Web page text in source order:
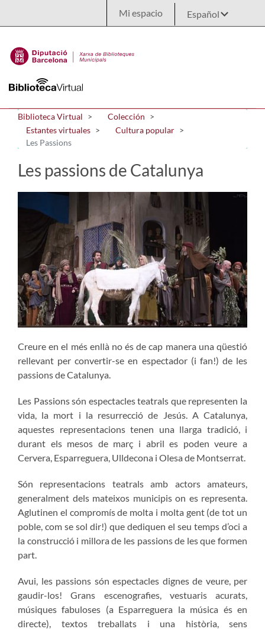
Mi espacio
Biblioteca Virtual
Colección
Estantes virtuales
Cultura popular
Les Passions
Les passions de Catalunya
Creure en el més enllà no és de cap manera una qüestió
rellevant per convertir-se en espectador (i fan!) de les
passions de Catalunya.
Les Passions són espectacles teatrals que representen la
vida, la mort i la resurrecció de Jesús. A Catalunya,
aquestes representacions tenen una llarga tradició, i
durant els mesos de març i abril es poden veure a
Cervera, Esparreguera, Ulldecona i Olesa de Montserrat.
Són representacions teatrals amb actors amateurs,
generalment dels mateixos municipis on es representa.
Aglutinen el compromís de molta i molta gent (de tot un
poble, com se sol dir!) que dediquen el seu temps d’oci a
la construcció i millora de les passions de les que formen
part.
Avui, les passions són espectacles dignes de veure, per
gaudir-los! Grans escenografies, vestuaris acurats,
músiques fabuloses (a Esparreguera la música és en
directe), textos treballats i una història, sens